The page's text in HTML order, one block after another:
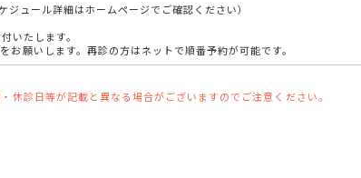
ジュール詳細はホームページでご確認ください）
いたします。
お願いします。再診の方はネットで順番予約が可能です。
休診日等が記載と異なる場合がございますのでご注意ください。